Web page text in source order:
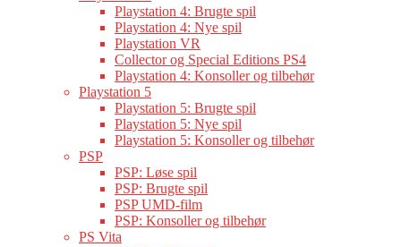
Playstation 4: Brugte spil
Playstation 4: Nye spil
Playstation VR
Collector og Special Editions PS4
Playstation 4: Konsoller og tilbehør
Playstation 5
Playstation 5: Brugte spil
Playstation 5: Nye spil
Playstation 5: Konsoller og tilbehør
PSP
PSP: Løse spil
PSP: Brugte spil
PSP UMD-film
PSP: Konsoller og tilbehør
PS Vita